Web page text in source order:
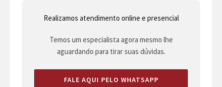
Realizamos atendimento online e presencial
Temos um especialista agora mesmo lhe
aguardando para tirar suas dúvidas.
FALE AQUI PELO WHATSAPP